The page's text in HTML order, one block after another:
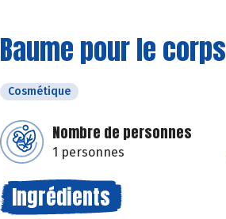
Baume pour le
Cosmétique
Nombre de personnes
1 personnes
Ingrédients